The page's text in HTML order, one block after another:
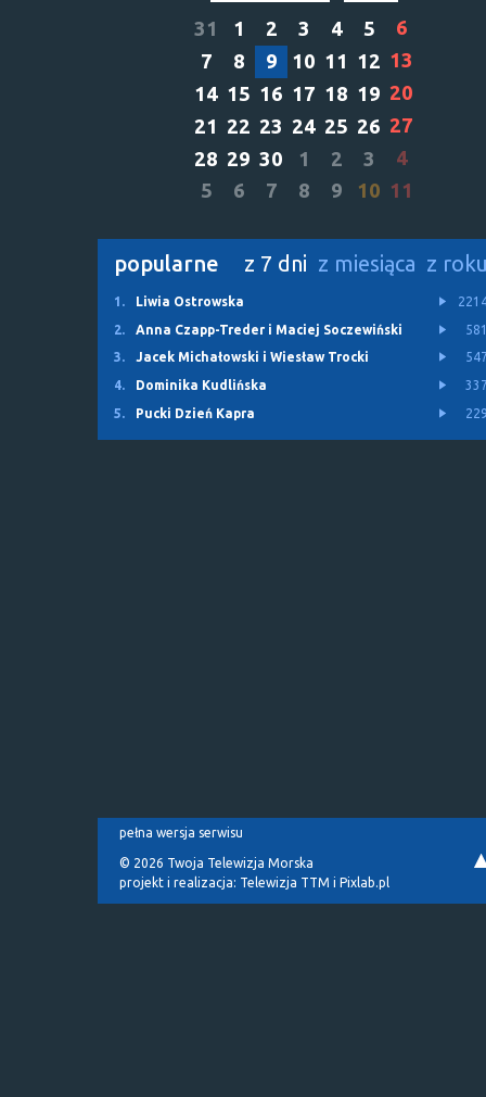
31 1 2 3 4 5
6
7
8 9 10 11 12 13
14 15 16 17 18 19 20
21 22 23 24 25 26 27
28 29 30 1 2 3
4
5
6 7 8 9 10 11
popularne z 7 dni z miesiąca z
1. Liwia Ostrowska
2.
Anna Czapp-Treder i Maciej Soczewiński
3.
Jacek Michałowski i Wiesław Trocki
4.
Dominika Kudlińska
5.
Pucki Dzień Kapra
pełna wersja serwisu
© 2026 Twoja Telewizja Morska
projekt i realizacja: Telewizja TTM i Pixlab.pl